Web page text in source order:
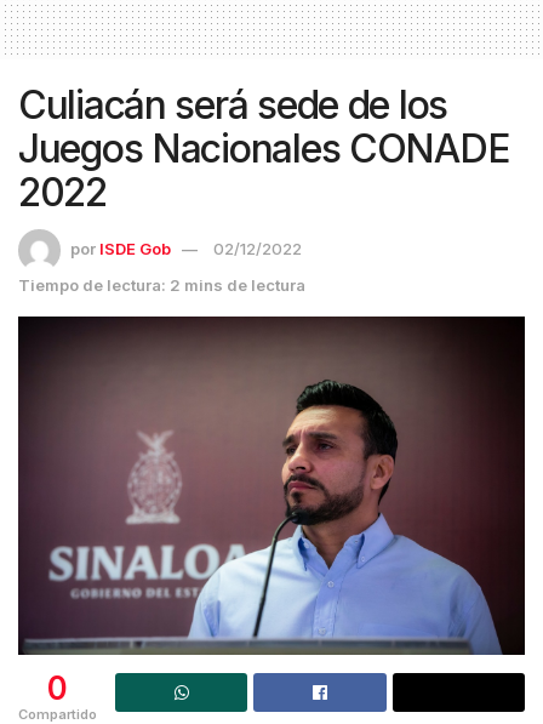
Culiacán será sede de los
Juegos Nacionales CONADE
2022
por ISDE Gob
02/12/2022
Tiempo de lectura: 2 mins de lectura
0
Compartido